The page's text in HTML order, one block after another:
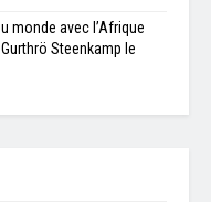
monde avec l’Afrique
Steenkamp le